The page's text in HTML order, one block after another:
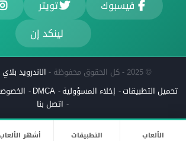
فيسبوك تويتر
لينكد إن
© 2025 - كل الحقوق محفوظة -
الاندرويد بلاي alandroidplay
تحميل التطبيقات إخلاء المسؤولية DMCA
اتصل بنا
الألعاب التطبيقات أشهر